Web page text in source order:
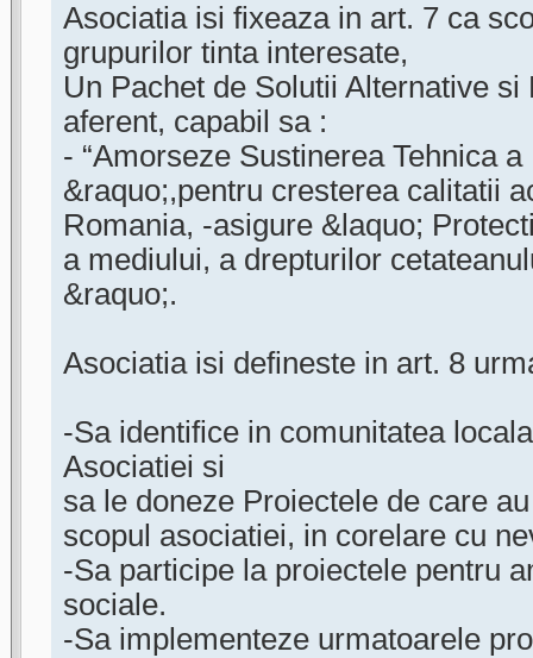
Asociatia isi fixeaza in art. 7 ca
grupurilor tinta interesate,
Un Pachet de Solutii Alternative
aferent, capabil sa :
- “Amorseze Sustinerea Tehnica
&raquo;,pentru cresterea calitatii
Romania, -asigure &laquo;
a mediului, a drepturilor
&raquo;.
Asociatia isi defineste in art. 8
-Sa identifice in comunitatea
Asociatiei si
sa le doneze Proiectele de care
scopul asociatiei, in corelare cu
-Sa participe la proiectele pentru
sociale.
-Sa implementeze urmatoarele